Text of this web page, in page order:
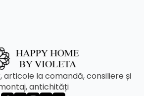
articole la comandă, consiliere și
antichități